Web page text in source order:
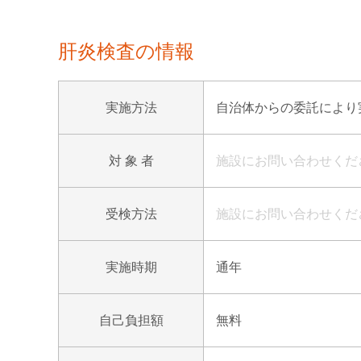
肝炎検査の情報
実施方法 自治体からの委託により
対 象 者 施設にお問い合わせくだ
受検方法 施設にお問い合わせくだ
実施時期 通年
自己負担額 無料